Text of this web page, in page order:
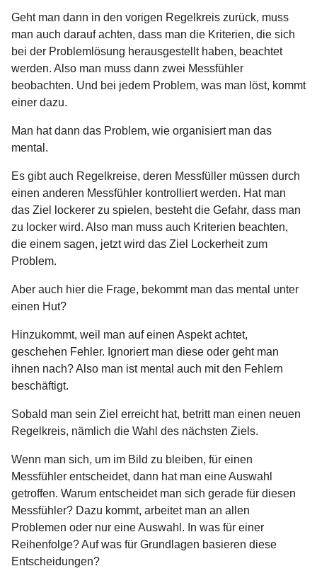
Geht man dann in den vorigen Regelkreis zurück, muss
man auch darauf achten, dass man die Kriterien, die sich
bei der Problemlösung herausgestellt haben, beachtet
werden. Also man muss dann zwei Messfühler
beobachten. Und bei jedem Problem, was man löst, kommt
einer dazu.
Man hat dann das Problem, wie organisiert man das
mental.
Es gibt auch Regelkreise, deren Messfüller müssen durch
einen anderen Messfühler kontrolliert werden. Hat man
das Ziel lockerer zu spielen, besteht die Gefahr, dass man
zu locker wird. Also man muss auch Kriterien beachten,
die einem sagen, jetzt wird das Ziel Lockerheit zum
Problem.
Aber auch hier die Frage, bekommt man das mental unter
einen Hut?
Hinzukommt, weil man auf einen Aspekt achtet,
geschehen Fehler. Ignoriert man diese oder geht man
ihnen nach? Also man ist mental auch mit den Fehlern
beschäftigt.
Sobald man sein Ziel erreicht hat, betritt man einen neuen
Regelkreis, nämlich die Wahl des nächsten Ziels.
Wenn man sich, um im Bild zu bleiben, für einen
Messfühler entscheidet, dann hat man eine Auswahl
getroffen. Warum entscheidet man sich gerade für diesen
Messfühler? Dazu kommt, arbeitet man an allen
Problemen oder nur eine Auswahl. In was für einer
Reihenfolge? Auf was für Grundlagen basieren diese
Entscheidungen?